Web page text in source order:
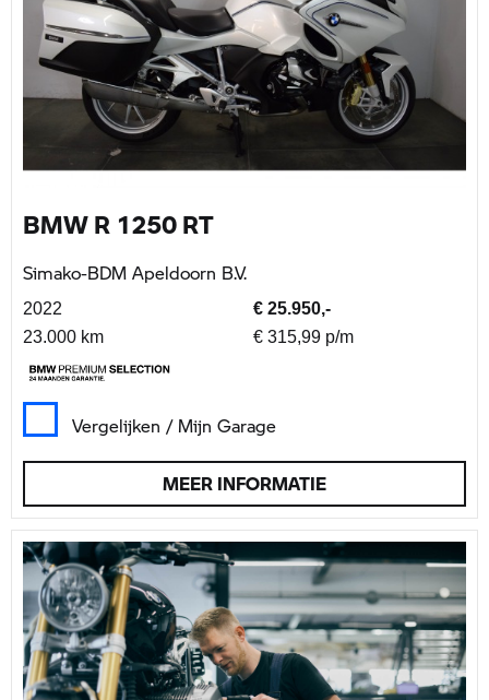
BMW R 1250 RT
Simako-BDM Apeldoorn B.V.
2022
€ 25.950,-
23.000 km
€ 315,99 p/m
Vergelijken / Mijn Garage
MEER INFORMATIE